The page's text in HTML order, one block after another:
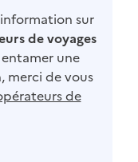
sur
de voyages
une
merci de vous
de